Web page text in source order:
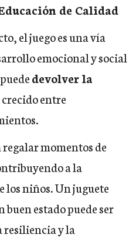
de Calidad
el juego es una vía
emocional y social
devolver la
entre
momentos de
a la
los niños. Un juguete
buen estado puede ser
y la